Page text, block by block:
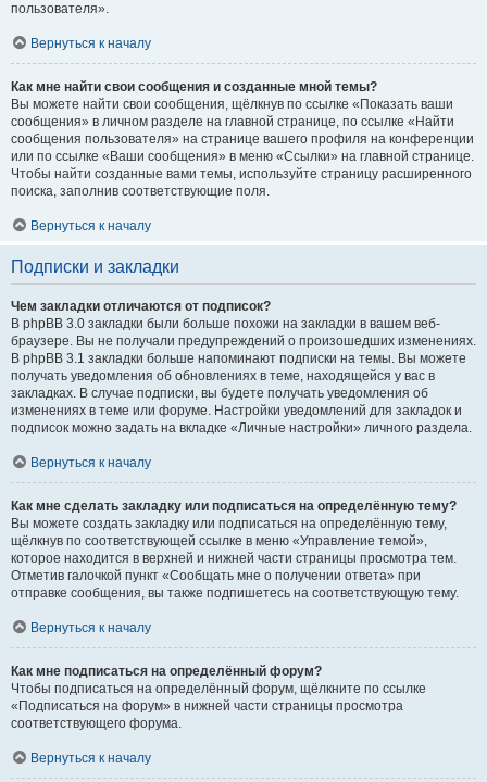
пользователя».
Вернуться к началу
Как мне найти свои сообщения и созданные мной темы?
Вы можете найти свои сообщения, щёлкнув по ссылке «Показать ваши
сообщения» в личном разделе на главной странице, по ссылке «Найти
сообщения пользователя» на странице вашего профиля на конференции
или по ссылке «Ваши сообщения» в меню «Ссылки» на главной странице.
Чтобы найти созданные вами темы, используйте страницу расширенного
поиска, заполнив соответствующие поля.
Вернуться к началу
Подписки и закладки
Чем закладки отличаются от подписок?
В phpBB 3.0 закладки были больше похожи на закладки в вашем веб-
браузере. Вы не получали предупреждений о произошедших изменениях.
В phpBB 3.1 закладки больше напоминают подписки на темы. Вы можете
получать уведомления об обновлениях в теме, находящейся у вас в
закладках. В случае подписки, вы будете получать уведомления об
изменениях в теме или форуме. Настройки уведомлений для закладок и
подписок можно задать на вкладке «Личные настройки» личного раздела.
Вернуться к началу
Как мне сделать закладку или подписаться на определённую тему?
Вы можете создать закладку или подписаться на определённую тему,
щёлкнув по соответствующей ссылке в меню «Управление темой»,
которое находится в верхней и нижней части страницы просмотра тем.
Отметив галочкой пункт «Сообщать мне о получении ответа» при
отправке сообщения, вы также подпишетесь на соответствующую тему.
Вернуться к началу
Как мне подписаться на определённый форум?
Чтобы подписаться на определённый форум, щёлкните по ссылке
«Подписаться на форум» в нижней части страницы просмотра
соответствующего форума.
Вернуться к началу